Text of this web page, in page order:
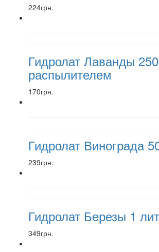
224грн.
Гидролат Лаванды
распылителем
170грн.
Гидролат Винограда
239грн.
Гидролат Березы 1
349грн.